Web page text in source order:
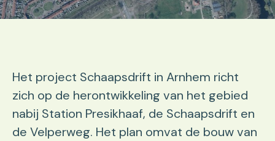
Het project Schaapsdrift in Arnhem richt
zich op de herontwikkeling van het gebied
nabij Station Presikhaaf, de Schaapsdrift en
de Velperweg. Het plan omvat de bouw van